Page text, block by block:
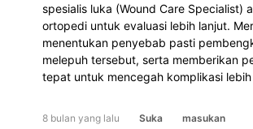
spesialis luka (Wound Care Specialist)
ortopedi untuk evaluasi lebih lanjut.
menentukan penyebab pasti
melepuh tersebut, serta memberikan
tepat untuk mencegah komplikasi lebih
8 bulan yang lalu Suka masukan